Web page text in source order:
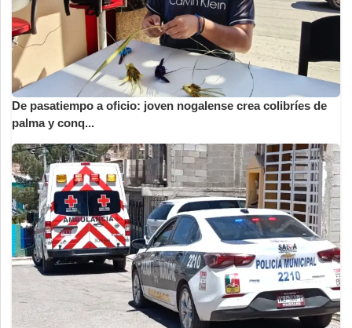
De pasatiempo a oficio: joven nogalense crea colibríes de
palma y conq...